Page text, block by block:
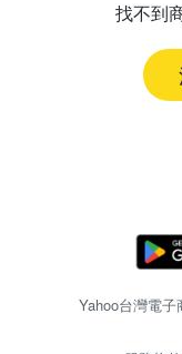
找不到
Yahoo台灣電